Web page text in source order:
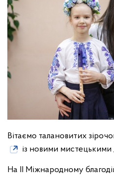
Вітаємо талановитих
із новими
На II Міжнародному